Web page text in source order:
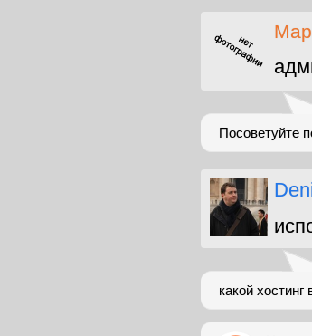
Посоветуйте
какой